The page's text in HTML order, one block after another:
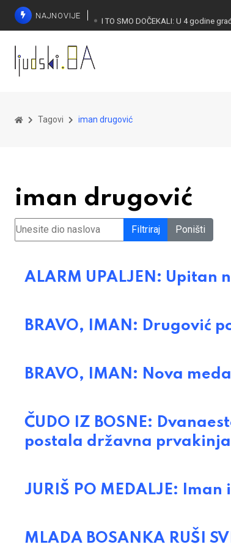
NAJNOVIJE
Tagovi iman drugović
iman drugović
Unesite dio naslova Filtriraj Poništi
ALARM UPALJEN: Upitan
BRAVO, IMAN: Drugović
BRAVO, IMAN: Nova
ČUDO IZ BOSNE:
postala državna
JURIŠ PO MEDALJE:
MLADA BOSANKA RUŠI